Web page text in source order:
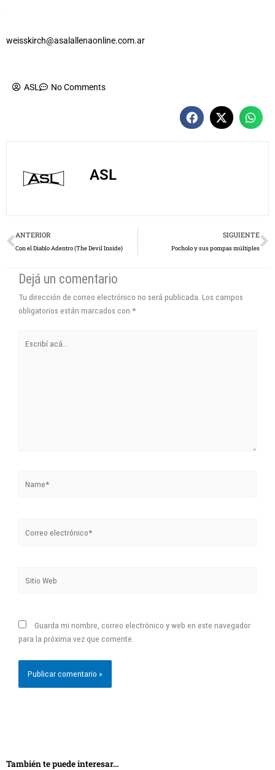
weisskirch@asalallenaonline.com.ar
ASL No Comments
ASL
Prev
ANTERIOR
Con el Diablo Adentro (The Devil Inside)
SIGUIENTE
Pocholo y sus pompas múltiples
Dejá un comentario
Tu dirección de correo electrónico no será publicada. Los campos
obligatorios están marcados con *
acá...
electrónico*
Web
Guarda mi nombre, correo electrónico y web en este navegador
para la próxima vez que comente.
También te puede interesar...